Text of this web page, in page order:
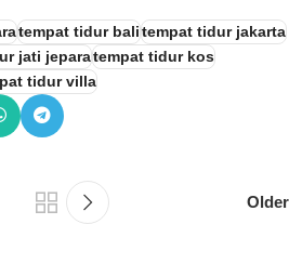
tempat tidur bali tempat tidur jakarta
jati jeparatempat tidur kos
tidur villa
Older